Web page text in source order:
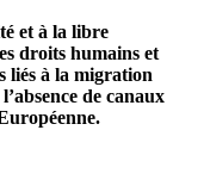
et à la libre
droits humains et
liés à la migration
de canaux